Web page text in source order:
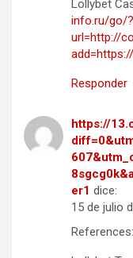
Lollybet
info.ru/go/?
url=http://
Responder
https://
er1 dice:
15 de julio
References: